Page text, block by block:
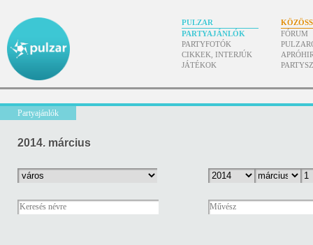
PULZAR
PARTYAJÁNLÓK
PARTYFOTÓK
CIKKEK, INTERJÚK
JÁTÉKOK
FÓRUM
Partyajánlók
2014. március